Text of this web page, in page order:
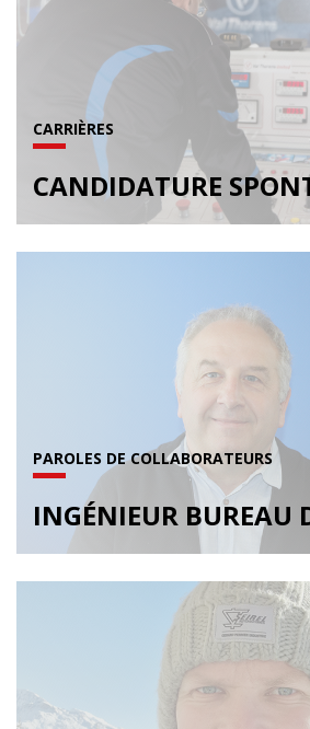
CARRIÈRES
CANDIDATURE
PAROLES DE COLLABORATEURS
INGÉNIEUR BUREAU